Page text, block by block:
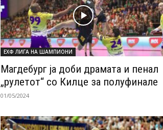
ЕХФ ЛИГА НА ШАМПИОНИ
Магдебург ја доби драмата и пенал
„рулетот“ со Килце за полуфинале
01/05/2024